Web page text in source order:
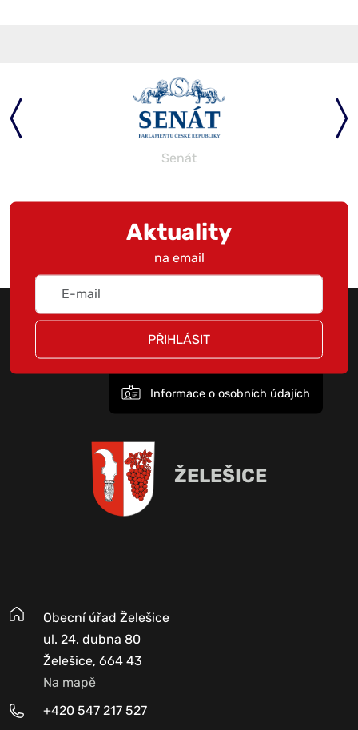
Senát
Aktuality
na email
PŘIHLÁSIT
Informace o osobních údajích
ŽELEŠICE
Obecní úřad Želešice
ul. 24. dubna 80
Želešice, 664 43
Na mapě
+420 547 217 527